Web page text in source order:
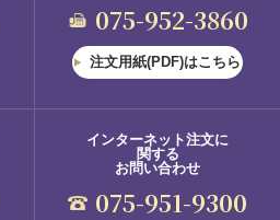
075-952-3860
注文用紙(PDF)はこちら
インターネット注文に
関する
お問い合わせ
075-951-9300